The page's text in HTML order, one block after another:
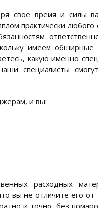
свое время и силы
практически любого
имеем
какую именно
специалисты
и вы:
расходных
вы не отличите его
и точно, без